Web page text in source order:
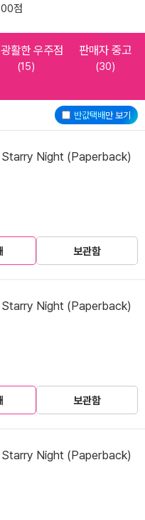
점
활한 우주점
(15)
판매자 중고
(30)
반값택배만 보기
Night (Paperback)
보관함
Night (Paperback)
보관함
Night (Paperback)